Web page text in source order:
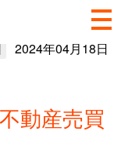
2024年04月18日
動産売買